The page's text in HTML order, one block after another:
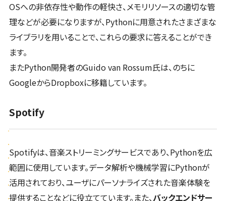
OSへの非依存性や動作の軽快さ、メモリリソースの適切な管
理などが必要になりますが、Pythonに用意されたさまざまな
ライブラリを用いることで、これらの要求に答えることができ
ます。
またPython開発者のGuido van Rossum氏は、のちに
GoogleからDropboxに移籍しています。
Spotify
Spotifyは、音楽ストリーミングサービスであり、Pythonを広
範囲に使用しています。データ解析や機械学習にPythonが
活用されており、ユーザにパーソナライズされた音楽体験を
提供することなどに役立てています。また、バックエンドサー